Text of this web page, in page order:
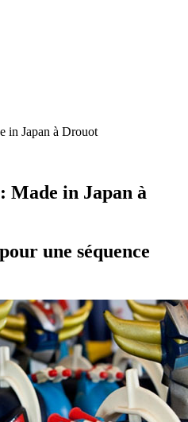
in Japan à Drouot
Made in Japan à
une séquence